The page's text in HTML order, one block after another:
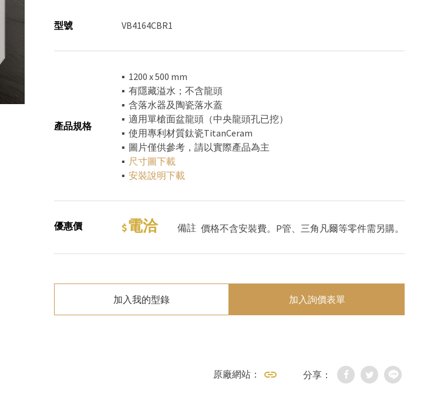
型號 VB4164CBR1
產品規格
▪ 1200 x 500 mm
▪ 有隱藏溢水；不含龍頭
▪ 含落水器及陶瓷落水蓋
▪ 適用單槍面盆龍頭（中央龍頭孔已挖）
▪ 使用專利材質鈦瓷TitanCeram
▪ 圖片僅供參考，請以實際產品為主
▪ 尺寸圖下載
▪ 安裝說明下載
優惠價 電洽 備註 價格不含安裝費。P管、三角凡爾等零件需另購。
加入我的型錄 加入詢價表單
原廠網站： 分享：